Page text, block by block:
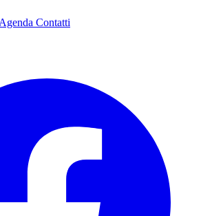
Agenda Contatti